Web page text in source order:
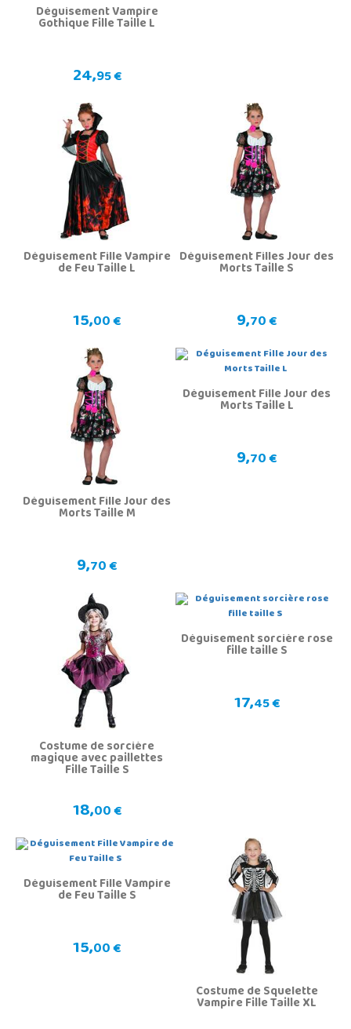
Déguisement Vampire
Gothique Fille Taille L
24,95 €
Déguisement Fille Vampire
de Feu Taille L
15,00 €
Déguisement Filles Jour des
Morts Taille S
9,70 €
Déguisement Fille Jour des
Morts Taille M
9,70 €
Déguisement Fille Jour des
Morts Taille L
9,70 €
Costume de sorcière
magique avec paillettes
Fille Taille S
18,00 €
Déguisement sorcière rose
fille taille S
17,45 €
Déguisement Fille Vampire
de Feu Taille S
15,00 €
Costume de Squelette
Vampire Fille Taille XL